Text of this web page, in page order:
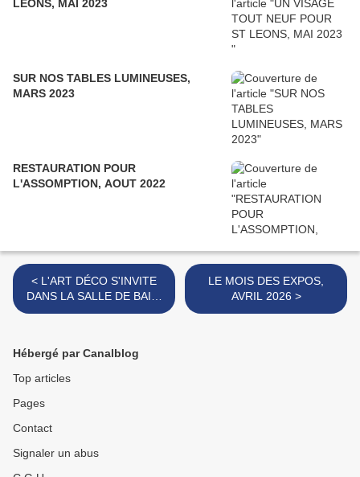
LEONS, MAI 2023
SUR NOS TABLES LUMINEUSES,
MARS 2023
RESTAURATION POUR
L'ASSOMPTION, AOUT 2022
< L'ART DÉCO S'INVITE
DANS LA SALLE DE BAIN,
FÉVRIER 2026
LE MOIS DES EXPOS,
AVRIL 2026 >
Hébergé par Canalblog
Top articles
Pages
Contact
Signaler un abus